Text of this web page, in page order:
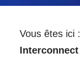
Vous êtes ici :
Interconnect